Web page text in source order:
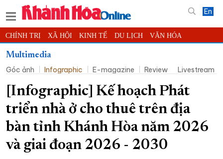
En
CHÍNH TRỊ XÃ HỘI KINH TẾ DU LỊCH VĂN HÓA
THỂ THAO ĐỜI SỐNG
KHOA HỌC - CÔNG NGHỆ PHÁP LUẬT BẠN ĐỌC PHÓNG SỰ
THẾ GIỚI MULTIMEDIA VIDEO ĐỌC BÁO ONLINE
PODCAST THÔNG TIN - QUẢNG CÁO
QUY HOẠCH TỈNH KHÁNH HÒA
TRƯỜNG SA BIỂN ĐẢO QUÊ HƯƠNG
CHUNG TAY CẢI CÁCH HÀNH CHÍNH
Multimedia
Góc ảnh
Infographic E-magazine Review Livestream
[Infographic] Kế hoạch Phát
triển nhà ở cho thuê trên địa
bàn tỉnh Khánh Hòa năm 2026
và giai đoạn 2026 - 2030